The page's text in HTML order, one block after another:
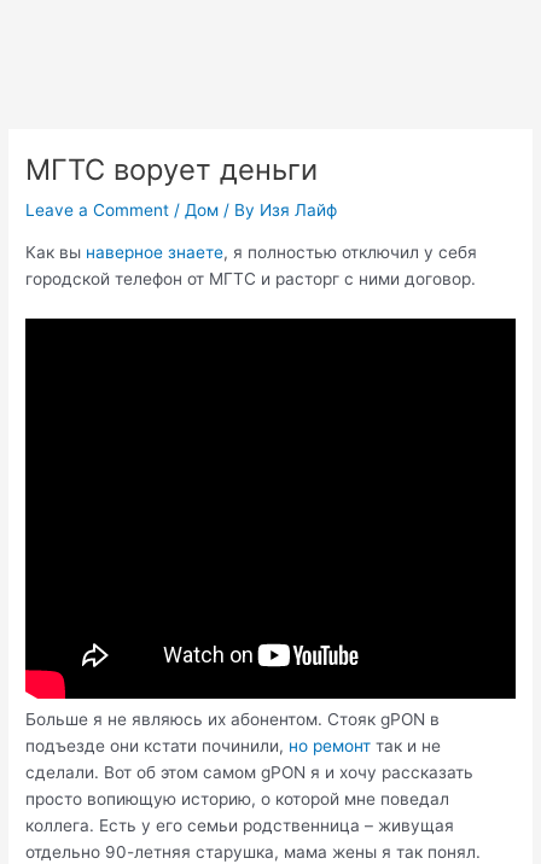
МГТС ворует деньги
Leave a Comment /Дом / By Изя Лайф
Как вы наверное знаете, я полностью отключил у себя
городской телефон от МГТС и расторг с ними договор.
Больше я не являюсь их абонентом. Стояк gPON в
подъезде они кстати починили, но ремонт так и не
сделали. Вот об этом самом gPON я и хочу рассказать
просто вопиющую историю, о которой мне поведал
коллега. Есть у его семьи родственница – живущая
отдельно 90-летняя старушка, мама жены я так понял.